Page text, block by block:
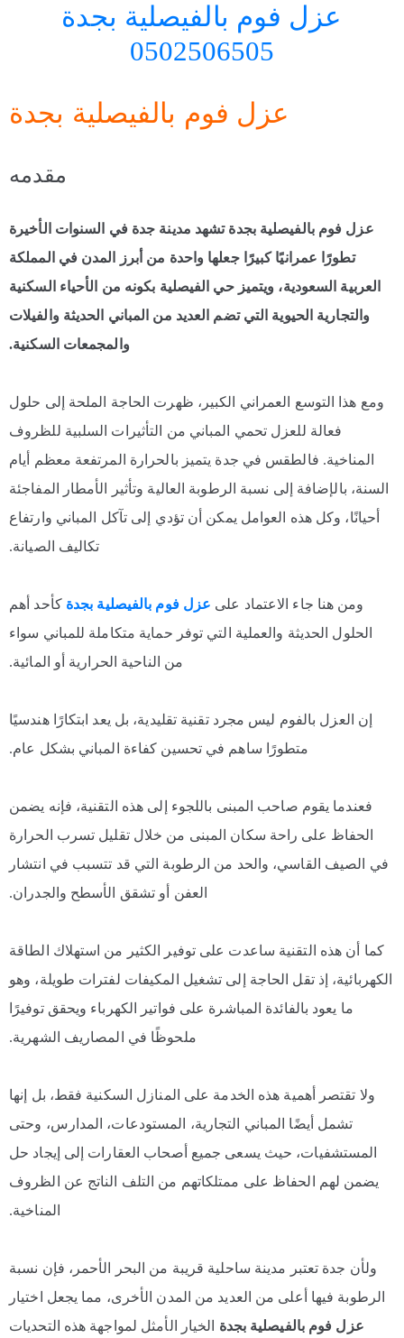
عزل فوم بالفيصلية بجدة
0502506505
عزل فوم بالفيصلية بجدة
مقدمه
عزل فوم بالفيصلية بجدة تشهد مدينة جدة في السنوات الأخيرة
تطورًا عمرانيًا كبيرًا جعلها واحدة من أبرز المدن في المملكة
العربية السعودية، ويتميز حي الفيصلية بكونه من الأحياء السكنية
والتجارية الحيوية التي تضم العديد من المباني الحديثة والفيلات
والمجمعات السكنية.
ومع هذا التوسع العمراني الكبير، ظهرت الحاجة الملحة إلى حلول
فعالة للعزل تحمي المباني من التأثيرات السلبية للظروف
المناخية. فالطقس في جدة يتميز بالحرارة المرتفعة معظم أيام
السنة، بالإضافة إلى نسبة الرطوبة العالية وتأثير الأمطار المفاجئة
أحيانًا، وكل هذه العوامل يمكن أن تؤدي إلى تآكل المباني وارتفاع
تكاليف الصيانة.
ومن هنا جاء الاعتماد على عزل فوم بالفيصلية بجدة كأحد أهم
الحلول الحديثة والعملية التي توفر حماية متكاملة للمباني سواء
من الناحية الحرارية أو المائية.
إن العزل بالفوم ليس مجرد تقنية تقليدية، بل يعد ابتكارًا هندسيًا
متطورًا ساهم في تحسين كفاءة المباني بشكل عام.
فعندما يقوم صاحب المبنى باللجوء إلى هذه التقنية، فإنه يضمن
الحفاظ على راحة سكان المبنى من خلال تقليل تسرب الحرارة
في الصيف القاسي، والحد من الرطوبة التي قد تتسبب في انتشار
العفن أو تشقق الأسطح والجدران.
كما أن هذه التقنية ساعدت على توفير الكثير من استهلاك الطاقة
الكهربائية، إذ تقل الحاجة إلى تشغيل المكيفات لفترات طويلة، وهو
ما يعود بالفائدة المباشرة على فواتير الكهرباء ويحقق توفيرًا
ملحوظًا في المصاريف الشهرية.
ولا تقتصر أهمية هذه الخدمة على المنازل السكنية فقط، بل إنها
تشمل أيضًا المباني التجارية، المستودعات، المدارس، وحتى
المستشفيات، حيث يسعى جميع أصحاب العقارات إلى إيجاد حل
يضمن لهم الحفاظ على ممتلكاتهم من التلف الناتج عن الظروف
المناخية.
ولأن جدة تعتبر مدينة ساحلية قريبة من البحر الأحمر، فإن نسبة
الرطوبة فيها أعلى من العديد من المدن الأخرى، مما يجعل اختيار
عزل فوم بالفيصلية بجدة الخيار الأمثل لمواجهة هذه التحديات